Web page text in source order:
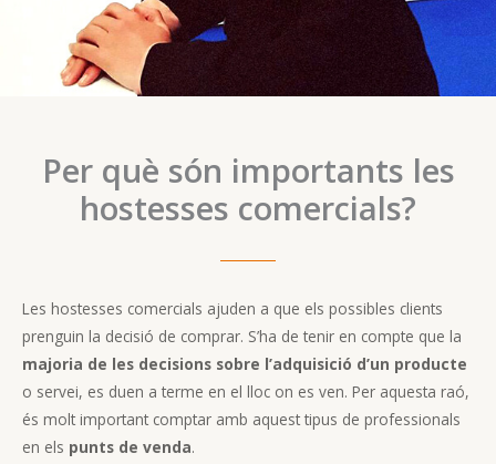
Per què són importants les
hostesses comercials?
Les hostesses comercials ajuden a que els possibles clients
prenguin la decisió de comprar. S’ha de tenir en compte que la
majoria de les decisions sobre l’adquisició d’un producte
o servei, es duen a terme en el lloc on es ven. Per aquesta raó,
és molt important comptar amb aquest tipus de professionals
en els punts de venda.